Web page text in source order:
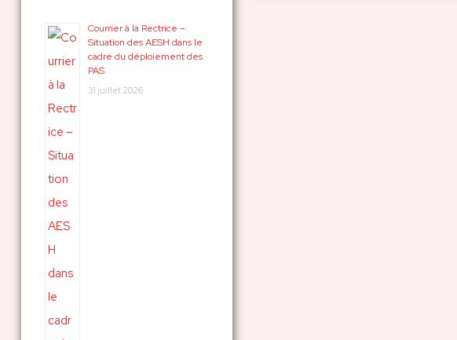
h
e
Courrier à la Rectrice –
Situation des AESH dans le
cadre du déploiement des
PAS
31 juillet 2026